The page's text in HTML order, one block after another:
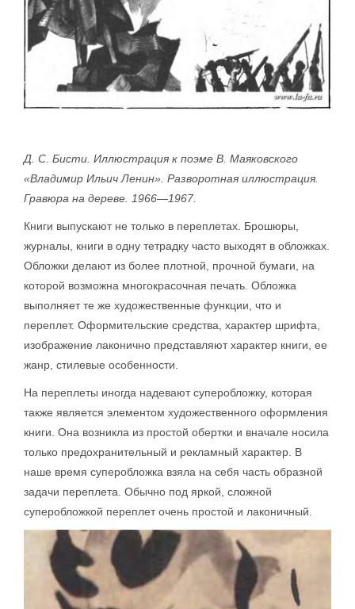
Д. С. Бисти. Иллюстрация к поэме В. Маяковского
«Владимир Ильич Ленин». Разворотная иллюстрация.
Гравюра на дереве. 1966—1967.
Книги выпускают не только в переплетах. Брошюры,
журналы, книги в одну тетрадку часто выходят в обложках.
Обложки делают из более плотной, прочной бумаги, на
которой возможна многокрасочная печать. Обложка
выполняет те же художественные функции, что и
переплет. Оформительские средства, характер шрифта,
изображение лаконично представляют характер книги, ее
жанр, стилевые особенности.
На переплеты иногда надевают суперобложку, которая
также является элементом художественного оформления
книги. Она возникла из простой обертки и вначале носила
только предохранительный и рекламный характер. В
наше время суперобложка взяла на себя часть образной
задачи переплета. Обычно под яркой, сложной
суперобложкой переплет очень простой и лаконичный.